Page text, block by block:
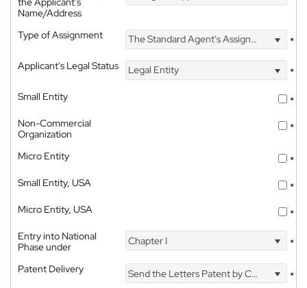
Name/Address
Type of Assignment The Standard Agent's Assignment
*
Applicant's Legal Status
Legal Entity
*
Small Entity
*
Non-Commercial
Organization
*
Micro Entity
*
Small Entity, USA
*
Micro Entity, USA
*
Entry into National
Phase under
Chapter I *
Patent Delivery Send the Letters Patent by Courier
*